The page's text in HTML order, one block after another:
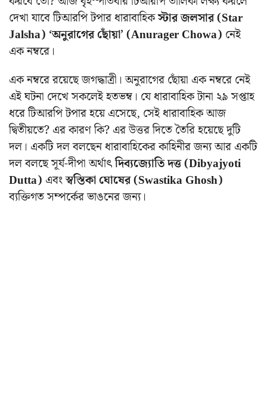
দেখা যাবে টিআরপি টপার ধারাবাহিকস্টার জলসার (Star
Jalsha) ‘অনুরাগের ছোঁয়া’ (Anurager Chowa) নেই
এক নম্বরে।
এক নম্বরে রয়েছে জগদ্ধাত্রী। অনুরাগের ছোঁয়া এক নম্বরে নেই
এই ঘটনা দেখে সকলেই হতভম্ব। যে ধারাবাহিক টানা ২৯ সপ্তাহ
ধরে টিআরপি টপার হয়ে এসেছে, সেই ধারাবাহিক আজ
দ্বিতীয়তে? এর কারণ কি? এর উত্তর দিতে তৈরি হয়েছে দুটি
দল। একটি দল বলছেন ধারাবাহিকের কাহিনীর জন্য আর একটি
দল বলছে সূর্য-দীপা অর্থাৎদিব্যজ্যোতি দত্ত (Dibyajyoti
Dutta) এবংস্বস্তিকা ঘোষের (Swastika Ghosh)
ব্যক্তিগত সম্পর্কের ভাঙনের জন্য।